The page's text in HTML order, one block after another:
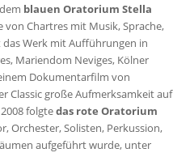
blauen Oratorium Stella
von Chartres mit Musik, Sprache,
Werk mit Aufführungen in
Mariendom Neviges, Kölner
Dokumentarfilm von
Classic große Aufmerksamkeit auf
folgtedas rote Oratorium
Orchester, Solisten, Perkussion,
aufgeführt wurde, unter